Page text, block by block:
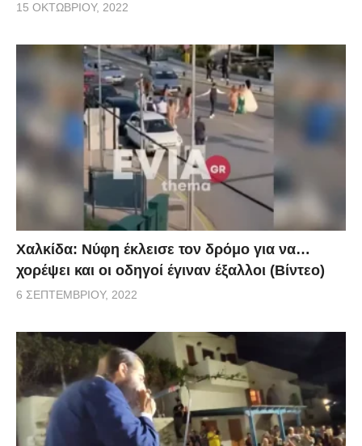
15 ΟΚΤΩΒΡΊΟΥ, 2022
Χαλκίδα: Νύφη έκλεισε τον δρόμο για να…
χορέψει και οι οδηγοί έγιναν έξαλλοι (Βίντεο)
6 ΣΕΠΤΕΜΒΡΊΟΥ, 2022